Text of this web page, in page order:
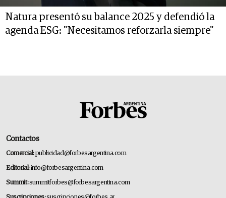
Natura presentó su balance 2025 y defendió la
agenda ESG: "Necesitamos reforzarla siempre"
Contactos
Comercial:publicidad@forbesargentina.com
Editorial:info@forbesargentina.com
Summit:summitforbes@forbesargentina.com